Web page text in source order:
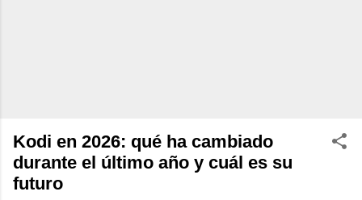
Kodi en 2026: qué ha cambiado
durante el último año y cuál es su
futuro